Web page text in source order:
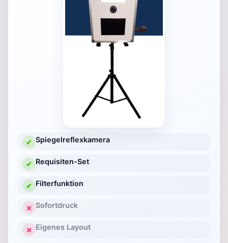
✔ Spiegelreflexkamera
✔ Requisiten-Set
✔ Filterfunktion
✕ Sofortdruck
✕ Eigenes Layout